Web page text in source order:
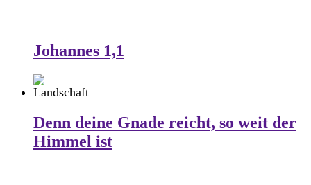
Johannes 1,1
Denn deine Gnade reicht, so weit der
Himmel ist